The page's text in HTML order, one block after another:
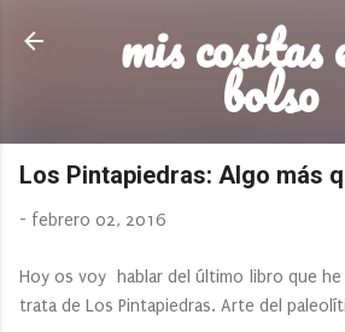
Ir al contenido
mis cositas
bolso
Los Pintapiedras: Algo más
- febrero 02, 2016
Hoy os voy hablar del último libro que
trata de Los Pintapiedras. Arte del